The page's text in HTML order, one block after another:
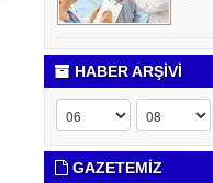
HABER ARŞİVİ
GAZETEMİZ